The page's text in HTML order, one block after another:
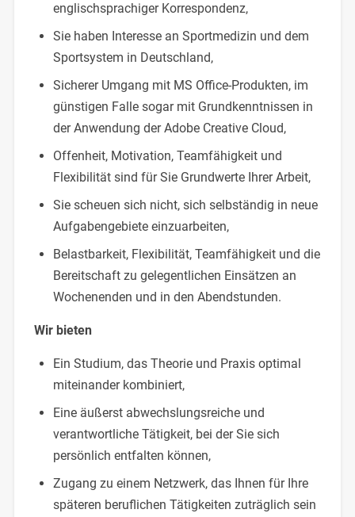
englischsprachiger Korrespondenz,
Sie haben Interesse an Sportmedizin und dem
Sportsystem in Deutschland,
Sicherer Umgang mit MS Office-Produkten, im
günstigen Falle sogar mit Grundkenntnissen in
der Anwendung der Adobe Creative Cloud,
Offenheit, Motivation, Teamfähigkeit und
Flexibilität sind für Sie Grundwerte Ihrer Arbeit,
Sie scheuen sich nicht, sich selbständig in neue
Aufgabengebiete einzuarbeiten,
Belastbarkeit, Flexibilität, Teamfähigkeit und die
Bereitschaft zu gelegentlichen Einsätzen an
Wochenenden und in den Abendstunden.
Wir bieten
Ein Studium, das Theorie und Praxis optimal
miteinander kombiniert,
Eine äußerst abwechslungsreiche und
verantwortliche Tätigkeit, bei der Sie sich
persönlich entfalten können,
Zugang zu einem Netzwerk, das Ihnen für Ihre
späteren beruflichen Tätigkeiten zuträglich sein